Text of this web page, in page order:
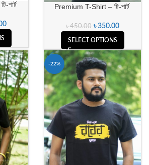
শার্ট Premium T-Shirt – টি-শার্ট
৳450.00 ৳350.00
SELECT OPTIONS
-22%